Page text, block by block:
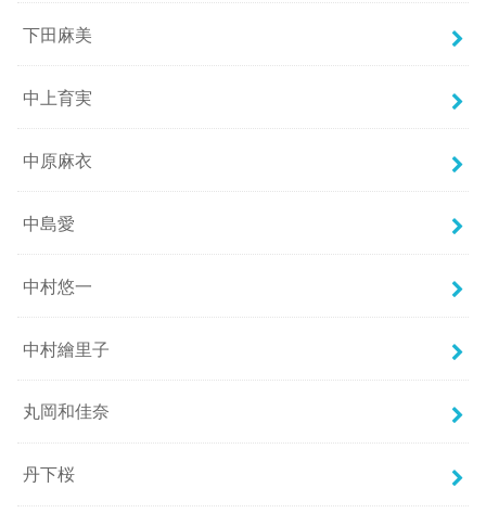
下田麻美
中上育実
中原麻衣
中島愛
中村悠一
中村繪里子
丸岡和佳奈
丹下桜